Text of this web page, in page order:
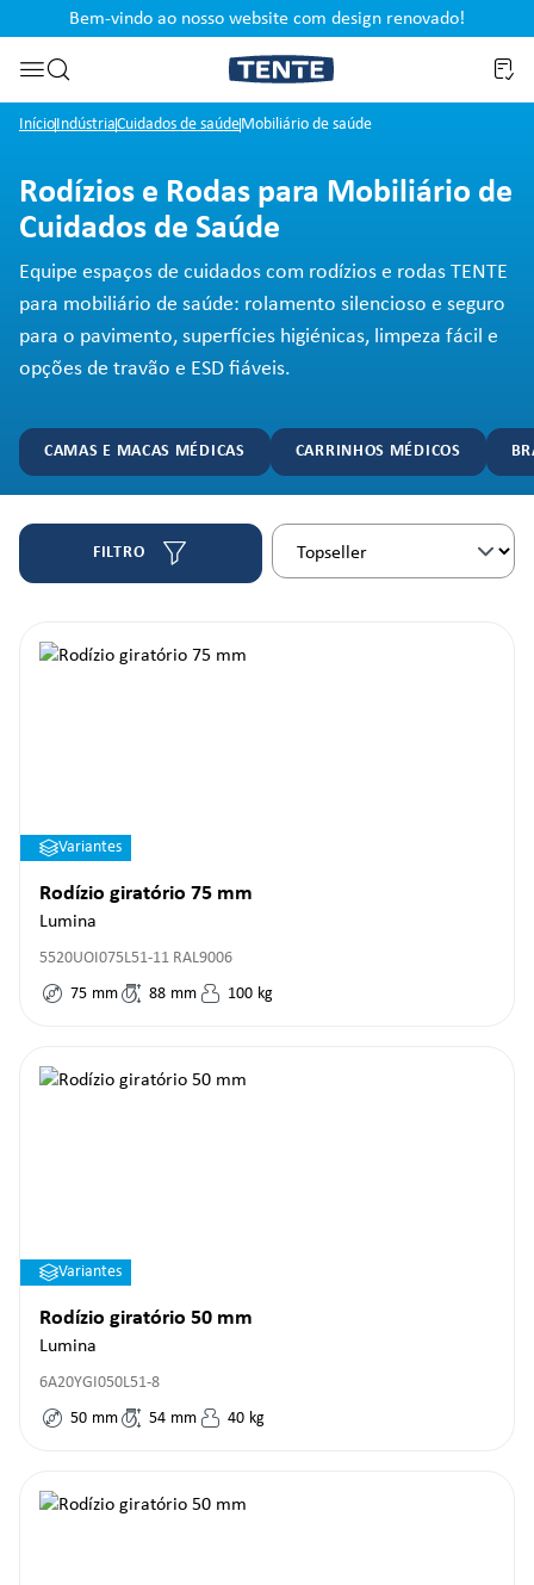
Saltar para a pesquisa
Bem-vindo ao nosso website com design renovado!
InícioIndústriaCuidados de saúdeMobiliário de saúde
Rodízios e Rodas para Mobiliário de
Cuidados de Saúde
Equipe espaços de cuidados com rodízios e rodas TENTE
para mobiliário de saúde: rolamento silencioso e seguro
para o pavimento, superfícies higiénicas, limpeza fácil e
opções de travão e ESD fiáveis.
CAMAS E MACAS MÉDICAS CARRINHOS MÉDICOS
FILTRO
Variantes
Rodízio giratório 75 mm
Lumina
5520UOI075L51-11 RAL9006
75 mm 88 mm 100 kg
Variantes
Rodízio giratório 50 mm
Lumina
6A20YGI050L51-8
50 mm 54 mm 40 kg